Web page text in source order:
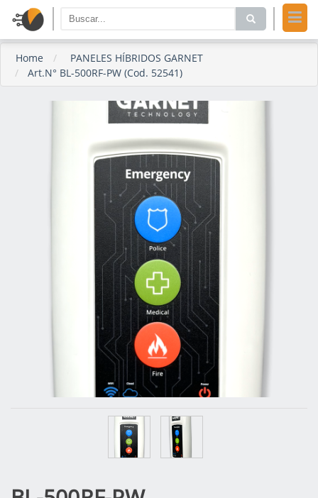
Home
PANELES HÍBRIDOS GARNET
Art.N° BL-500RF-PW (Cod. 52541)